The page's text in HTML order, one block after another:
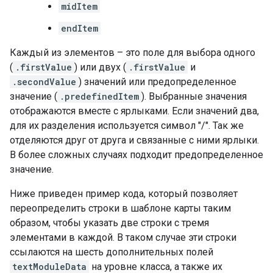
midItem
endItem
Каждый из элементов – это поле для выбора одного
( .firstValue ) или двух ( .firstValue и
.secondValue ) значений или предопределенное
значение ( .predefinedItem ). Выбранные значения
отображаются вместе с ярлыками. Если значений два,
для их разделения используется символ "/". Так же
отделяются друг от друга и связанные с ними ярлыки.
В более сложных случаях подходит предопределенное
значение.
Ниже приведен пример кода, который позволяет
переопределить строки в шаблоне карты таким
образом, чтобы указать две строки с тремя
элементами в каждой. В таком случае эти строки
ссылаются на шесть дополнительных полей
textModuleData на уровне класса, а также их